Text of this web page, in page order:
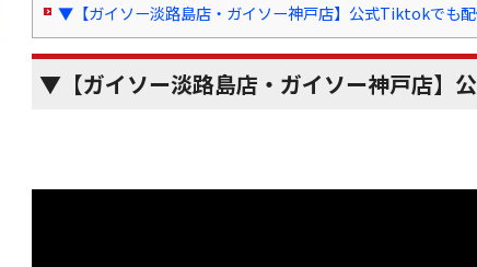
▼【ガイソー淡路島店・ガイソー神戸店】公式Tiktokでも
▼【ガイソー淡路島店・ガイソー神戸店】